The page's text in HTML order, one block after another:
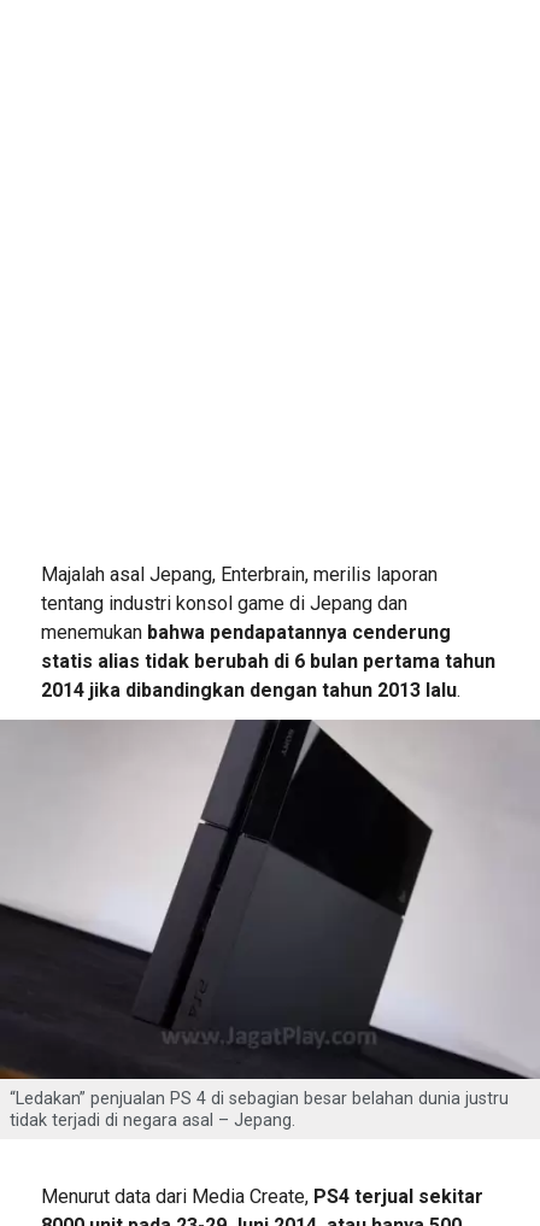
Majalah asal Jepang, Enterbrain, merilis laporan
tentang industri konsol game di Jepang dan
menemukanbahwa pendapatannya cenderung
statis alias tidak berubah di 6 bulan pertama tahun
2014 jika dibandingkan dengan tahun 2013 lalu.
“Ledakan” penjualan PS 4 di sebagian besar belahan dunia justru
tidak terjadi di negara asal – Jepang.
Menurut data dari Media Create, PS4 terjual sekitar